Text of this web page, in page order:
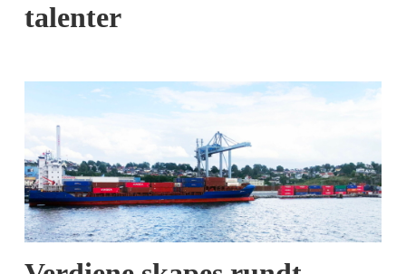
talenter